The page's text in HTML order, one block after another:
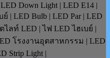
Down Light | LED E14 |
| LED Bulb | LED Par | LED
ลท์ LED | ไฟ LED ไฮเบย์ |
โรงงานอุตสาหกรรม | LED
Strip Light |